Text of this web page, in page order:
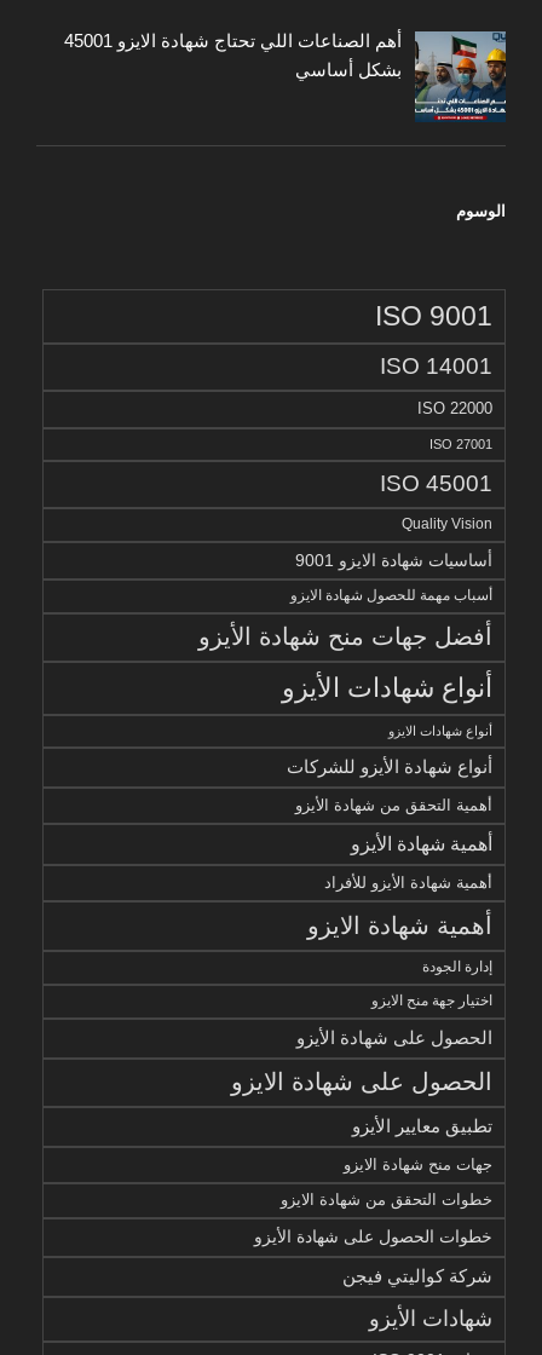
أهم الصناعات اللي تحتاج شهادة الايزو 45001
بشكل أساسي
الوسوم
ISO 9001
ISO 14001
ISO 22000
ISO 27001
ISO 45001
Quality Vision
أساسيات شهادة الايزو 9001
أسباب مهمة للحصول شهادة الايزو
أفضل جهات منح شهادة الأيزو
أنواع شهادات الأيزو
أنواع شهادات الايزو
أنواع شهادة الأيزو للشركات
أهمية التحقق من شهادة الأيزو
أهمية شهادة الأيزو
أهمية شهادة الأيزو للأفراد
أهمية شهادة الايزو
إدارة الجودة
اختيار جهة منح الايزو
الحصول على شهادة الأيزو
الحصول على شهادة الايزو
تطبيق معايير الأيزو
جهات منح شهادة الايزو
خطوات التحقق من شهادة الايزو
خطوات الحصول على شهادة الأيزو
شركة كواليتي فيجن
شهادات الأيزو